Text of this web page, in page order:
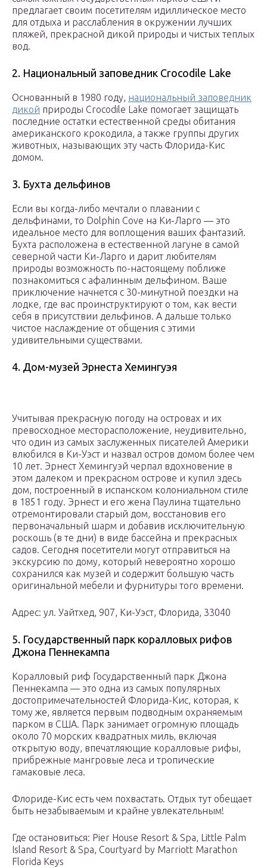
предлагает своим посетителям идиллическое место
для отдыха и расслабления в окружении лучших
пляжей, прекрасной дикой природы и чистых теплых
вод.
2. Национальный заповедник Crocodile Lake
Основанный в 1980 году, национальный заповедник
дикой природы Crocodile Lake помогает защищать
последние остатки естественной среды обитания
американского крокодила, а также группы других
животных, называющих эту часть Флорида-Кис
домом.
3. Бухта дельфинов
Если вы когда-либо мечтали о плавании с
дельфинами, то Dolphin Cove на Ки-Ларго — это
идеальное место для воплощения ваших фантазий.
Бухта расположена в естественной лагуне в самой
северной части Ки-Ларго и дарит любителям
природы возможность по-настоящему поближе
познакомиться с афалинным дельфином. Ваше
приключение начнется с 30-минутной поездки на
лодке, где вас проинструктируют о том, как вести
себя в присутствии дельфинов. А дальше только
чистое наслаждение от общения с этими
удивительными существами.
4. Дом-музей Эрнеста Хемингуэя
Учитывая прекрасную погоду на островах и их
превосходное месторасположение, неудивительно,
что один из самых заслуженных писателей Америки
влюбился в Ки-Уэст и назвал остров домом более чем
10 лет. Эрнест Хемингуэй черпал вдохновение в
этом далеком и прекрасном острове и купил здесь
дом, построенный в испанском колониальном стиле
в 1851 году. Эрнест и его жена Паулина тщательно
отремонтировали старый дом, восстановив его
первоначальный шарм и добавив исключительную
роскошь (в те дни) в виде бассейна и прекрасных
садов. Сегодня посетители могут отправиться на
экскурсию по дому, который невероятно хорошо
сохранился как музей и содержит большую часть
оригинальной мебели и фурнитуры того времени.
Адрес: ул. Уайтхед, 907, Ки-Уэст, Флорида, 33040
5. Государственный парк коралловых рифов
Джона Пеннекампа
Коралловый риф Государственный парк Джона
Пеннекампа — это одна из самых популярных
достопримечательностей Флорида-Кис, которая, к
тому же, является первым подводным охраняемым
парком в США. Парк занимает огромную площадь
около 70 морских квадратных миль, включая
открытую воду, впечатляющие коралловые рифы,
прибрежные мангровые леса и тропические
гамаковые леса.
Флориде-Кис есть чем похвастать. Отдых тут обещает
быть незабываемым и крайне увлекательным!
Где остановиться: Pier House Resort & Spa, Little Palm
Island Resort & Spa, Courtyard by Marriott Marathon
Florida Keys